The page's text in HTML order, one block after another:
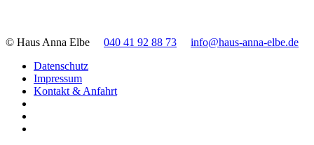
© Haus Anna Elbe 040 41 92 88 73
info@haus-anna-elbe.de
Datenschutz
Impressum
Kontakt & Anfahrt